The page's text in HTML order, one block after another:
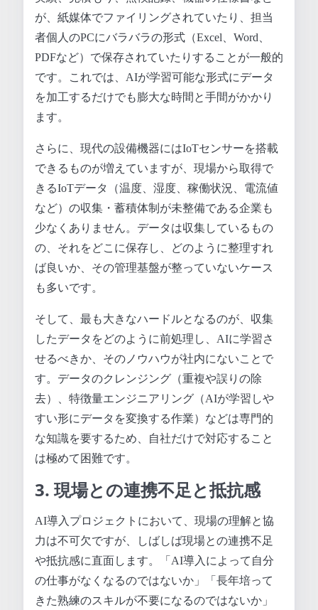
が、紙媒体でファイリングされていたり、担当
者個人のPCにバラバラの形式（Excel、Word、
PDFなど）で保存されていたりすることが一般的
です。これでは、AIが学習可能な形式にデータ
を加工するだけでも膨大な時間と手間がかかり
ます。
さらに、現代の設備機器にはIoTセンサーを搭載
できるものが増えていますが、現場から取得で
きるIoTデータ（温度、湿度、稼働状況、電流値
など）の収集・蓄積体制が未整備である企業も
少なくありません。データは収集しているもの
の、それをどこに保存し、どのように整理すれ
ば良いか、その管理基盤が整っていないケース
も多いです。
そして、最も大きなハードルとなるのが、収集
したデータをどのように前処理し、AIに学習さ
せるべきか、そのノウハウが社内にないことで
す。データのクレンジング（重複や誤りの除
去）、特徴量エンジニアリング（AIが学習しや
すい形にデータを変換する作業）などは専門的
な知識を要するため、自社だけで対応すること
は極めて困難です。
3. 現場との連携不足と抵抗感
AI導入プロジェクトにおいて、現場の理解と協
力は不可欠ですが、しばしば現場との連携不足
や抵抗感に直面します。「AI導入によって自分
の仕事がなくなるのではないか」「長年培って
きた熟練のスキルが不要になるのではないか」